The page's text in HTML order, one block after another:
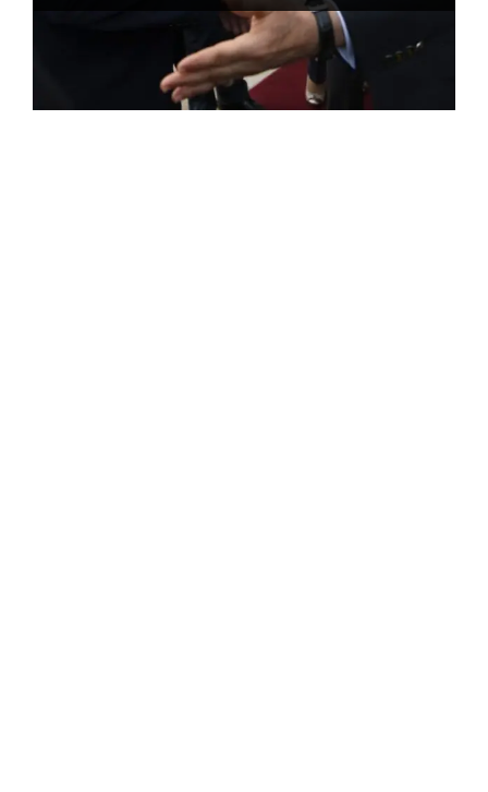
ROSE VALLAND, HEROÏNE DE LA RESISTANCE